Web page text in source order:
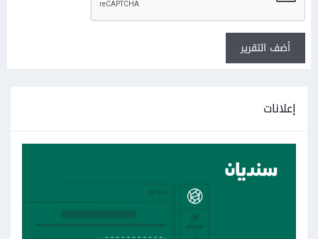
أضف التقرير
إعلانات